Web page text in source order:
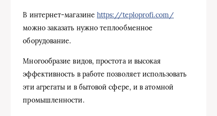
В интернет-магазинеhttps://teploprofi.com/
можно заказать нужно теплообменное
оборудование.
Многообразие видов, простота и высокая
эффективность в работе позволяет использовать
эти агрегаты и в бытовой сфере, и в атомной
промышленности.